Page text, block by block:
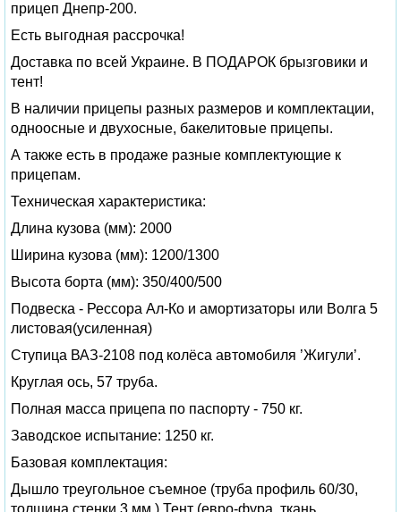
прицеп Днепр-200.
Есть выгодная рассрочка!
Доставка по всей Украине. В ПОДАРОК брызговики и
тент!
В наличии прицепы разных размеров и комплектации,
одноосные и двухосные, бакелитовые прицепы.
А также есть в продаже разные комплектующие к
прицепам.
Техническая характеристика:
Длина кузова (мм): 2000
Ширина кузова (мм): 1200/1300
Высота борта (мм): 350/400/500
Подвеска - Рессора Ал-Ко и амортизаторы или Волга 5
листовая(усиленная)
Ступица ВАЗ-2108 под колёса автомобиля ’Жигули’.
Круглая ось, 57 труба.
Полная масса прицепа по паспорту - 750 кг.
Заводское испытание: 1250 кг.
Базовая комплектация:
Дышло треугольное съемное (труба профиль 60/30,